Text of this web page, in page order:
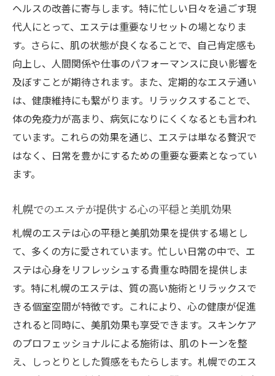
札幌のエステサロンで受けられる施術の種
類
カウンセリングから施術までの流れを詳し
く解説
エステを選ぶ際に考慮したいポイント
札幌のエステで期待できる施術後の変化
施術後のケアで効果を持続させる方法
エステで日常からの解放札幌で体験する贅沢な
札幌で提供されるエステの多様なコース
特別な日に楽しむエステの提案
贅沢な時間を味わうためのエステ選びのコ
ツ
心身をリチャージするための札幌のエステ
札幌エステでの施術がもたらす心の解放
札幌のエステが提供する癒しの効果心と体をリ
セット
エステが心に与えるリセット効果の真実
ヘルスの改善に寄与します。特に忙しい日々を過ごす現
代人にとって、エステは重要なリセットの場となりま
す。さらに、肌の状態が良くなることで、自己肯定感も
向上し、人間関係や仕事のパフォーマンスに良い影響を
及ぼすことが期待されます。また、定期的なエステ通い
は、健康維持にも繋がります。リラックスすることで、
体の免疫力が高まり、病気になりにくくなるとも言われ
ています。これらの効果を通じ、エステは単なる贅沢で
はなく、日常を豊かにするための重要な要素となってい
ます。
札幌でのエステが提供する心の平穏と美肌効果
札幌のエステは心の平穏と美肌効果を提供する場とし
て、多くの方に愛されています。忙しい日常の中で、エ
ステは心身をリフレッシュする貴重な時間を提供しま
す。特に札幌のエステは、質の高い施術とリラックスで
きる個室空間が特徴です。これにより、心の健康が促進
されると同時に、美肌効果も享受できます。スキンケア
のプロフェッショナルによる施術は、肌のトーンを整
え、しっとりとした質感をもたらします。札幌でのエス